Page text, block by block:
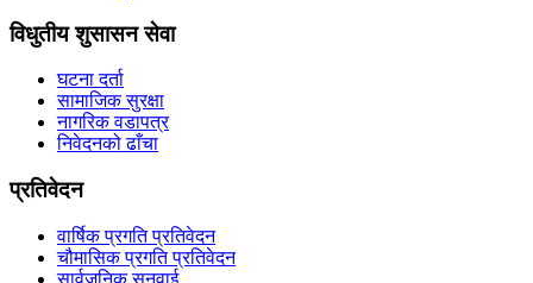
विधुतीय शुसासन सेवा
घटना दर्ता
सामाजिक सुरक्षा
नागरिक वडापत्र
निवेदनको ढाँचा
प्रतिवेदन
वार्षिक प्रगति प्रतिवेदन
चौमासिक प्रगति प्रतिवेदन
सार्वजनिक सुनुवाई